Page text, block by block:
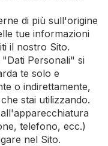
di più sull'origine
tue informazioni
il nostro Sito.
Personali" si
te solo e
o indirettamente,
stai utilizzando.
telefono, ecc.)
nel Sito.